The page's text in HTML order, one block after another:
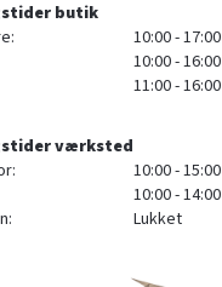
butik
10:00 - 17:00
10:00 - 16:00
11:00 - 16:00
værksted
10:00 - 15:00
10:00 - 14:00
Lukket